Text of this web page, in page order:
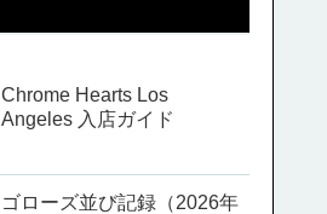
Chrome Hearts Los
Angeles 入店ガイド
ゴローズ並び記録（2026年